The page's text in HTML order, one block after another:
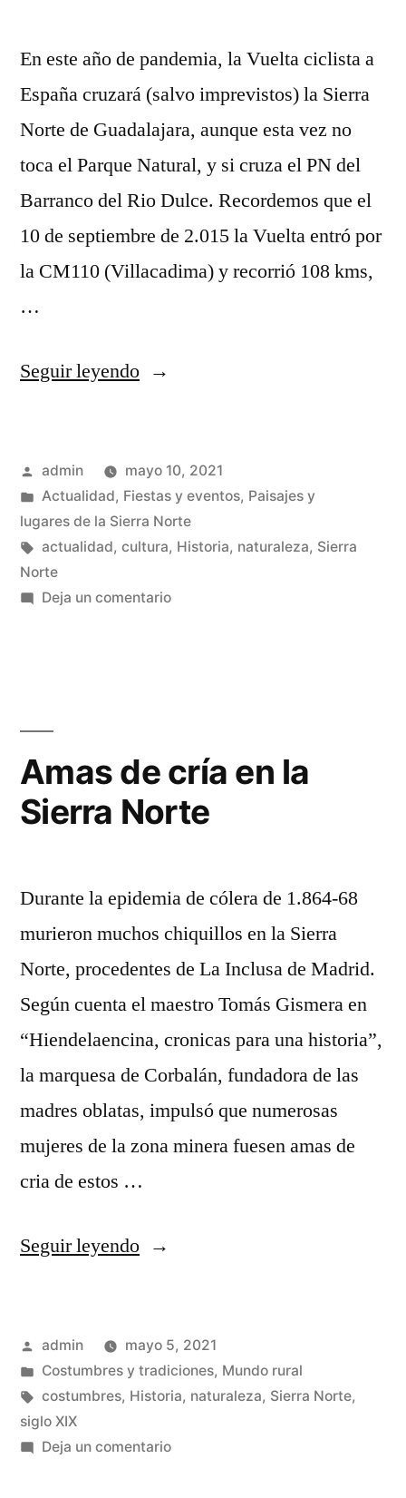
En este año de pandemia, la Vuelta ciclista a
España cruzará (salvo imprevistos) la Sierra
Norte de Guadalajara, aunque esta vez no
toca el Parque Natural, y si cruza el PN del
Barranco del Rio Dulce. Recordemos que el
10 de septiembre de 2.015 la Vuelta entró por
la CM110 (Villacadima) y recorrió 108 kms,
…
Seguir leyendo«La
vuelve
a
la
Publicado
por
admin
mayo 10, 2021
Publicado
en
Actualidad, Fiestas y eventos, Paisajes y
lugares de la Sierra Norte
Etiquetas:
actualidad, cultura, Historia, naturaleza, Sierra
Norte
Deja un comentarioen
Sierra
Norte
Amas de cría en la
Sierra Norte
Durante la epidemia de cólera de 1.864-68
murieron muchos chiquillos en la Sierra
Norte, procedentes de La Inclusa de Madrid.
Según cuenta el maestro Tomás Gismera en
“Hiendelaencina, cronicas para una historia”,
la marquesa de Corbalán, fundadora de las
madres oblatas, impulsó que numerosas
mujeres de la zona minera fuesen amas de
cria de estos …
Seguir leyendo«Amas
en
la
Norte»
Publicado
por
admin
mayo 5, 2021
Publicado
en
Costumbres y tradiciones, Mundo rural
Etiquetas:
costumbres, Historia, naturaleza, Sierra Norte,
siglo XIX
Deja un comentarioen